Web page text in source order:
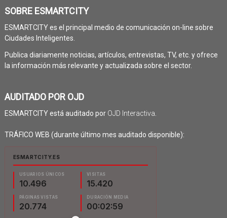
SOBRE ESMARTCITY
ESMARTCITY es el principal medio de comunicación on-line sobre
Ciudades Inteligentes.
Publica diariamente noticias, artículos, entrevistas, TV, etc. y ofrece
la información más relevante y actualizada sobre el sector.
AUDITADO POR OJD
ESMARTCITY está auditado por OJD Interactiva
TRÁFICO WEB (durante último mes auditado disponible):